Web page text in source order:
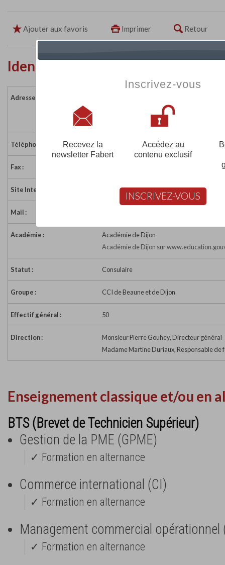
Ajouter aux favoris Imprimer Retour
Identité de l'établissement
Adresse :
Téléphone : 03 80 25 94 50
Fax :
Site Internet : http://www.formation.dijon.cci.fr/
Mail :
Académie :
Académie de Dijon
Académie de Dijon sur
Statut : Consulaire
Groupe : CCI de Beaune et de Dijon
Effectif général : 50
Direction :
Monsieur Pierre Gouhey, Directeur général
Madame Martine Duriaux, Responsable de
Enseignement classique et/ou en
BTS (Brevet de Technicien Supérieur)
Gestion de la PME (GPME)
✓ Formation en alternance
Commerce international (CI)
✓ Formation en alternance
Management commercial opérationnel
✓ Formation en alternance
Inscrivez-vous
Recevez la
newsletter Fabert
Accédez au
contenu exclusif
INSCRIVEZ-VOUS